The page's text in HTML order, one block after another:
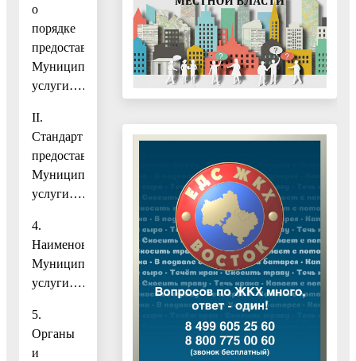
о
порядке
предоставления
Муниципальной
услуги…….3
II.
Стандарт
предоставления
Муниципальной
услуги…………………………………………………..4
4.
Наименование
Муниципальной
5.
Органы
и